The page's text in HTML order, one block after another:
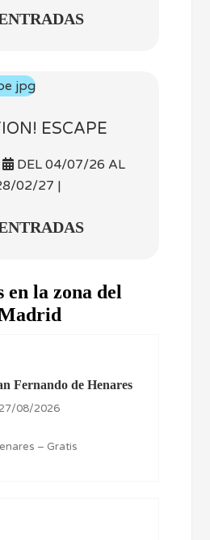
ESCAPE
DEL 04/07/26 AL
02/27 |
en la zona del
Fernando de Henares
08/2026
– Gratis